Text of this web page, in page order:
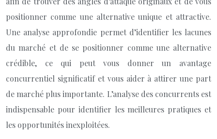
positionner comme une alternative unique et attractive.
Une analyse approfondie permet d’identifier les lacunes
du marché et de se positionner comme une alternative
crédible, ce qui peut vous donner un avantage
concurrentiel significatif et vous aider à attirer une part
de marché plus importante. L’analyse des concurrents est
indispensable pour identifier les meilleures pratiques et
les opportunités inexploitées.